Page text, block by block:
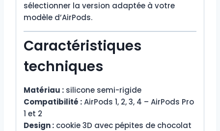
sélectionner la version adaptée à votre
modèle d’AirPods.
Caractéristiques
techniques
Matériau : silicone semi-rigide
Compatibilité :AirPods 1, 2, 3, 4 – AirPods Pro
1 et 2
Design : cookie 3D avec pépites de chocolat